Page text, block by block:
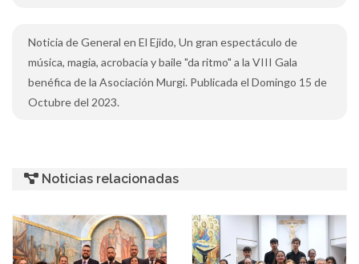
Noticia de General en El Ejido, Un gran espectáculo de
música, magia, acrobacia y baile "da ritmo" a la VIII Gala
benéfica de la Asociación Murgi. Publicada el Domingo 15 de
Octubre del 2023.
Noticias relacionadas